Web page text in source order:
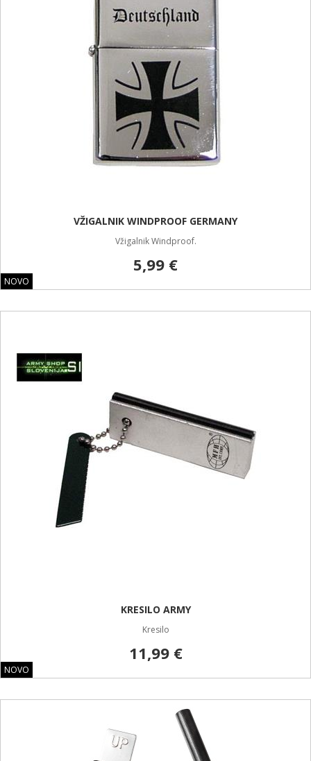
NOVO
VŽIGALNIK WINDPROOF GERMANY
Vžigalnik Windproof.
5,99 €
NOVO
KRESILO ARMY
Kresilo
11,99 €